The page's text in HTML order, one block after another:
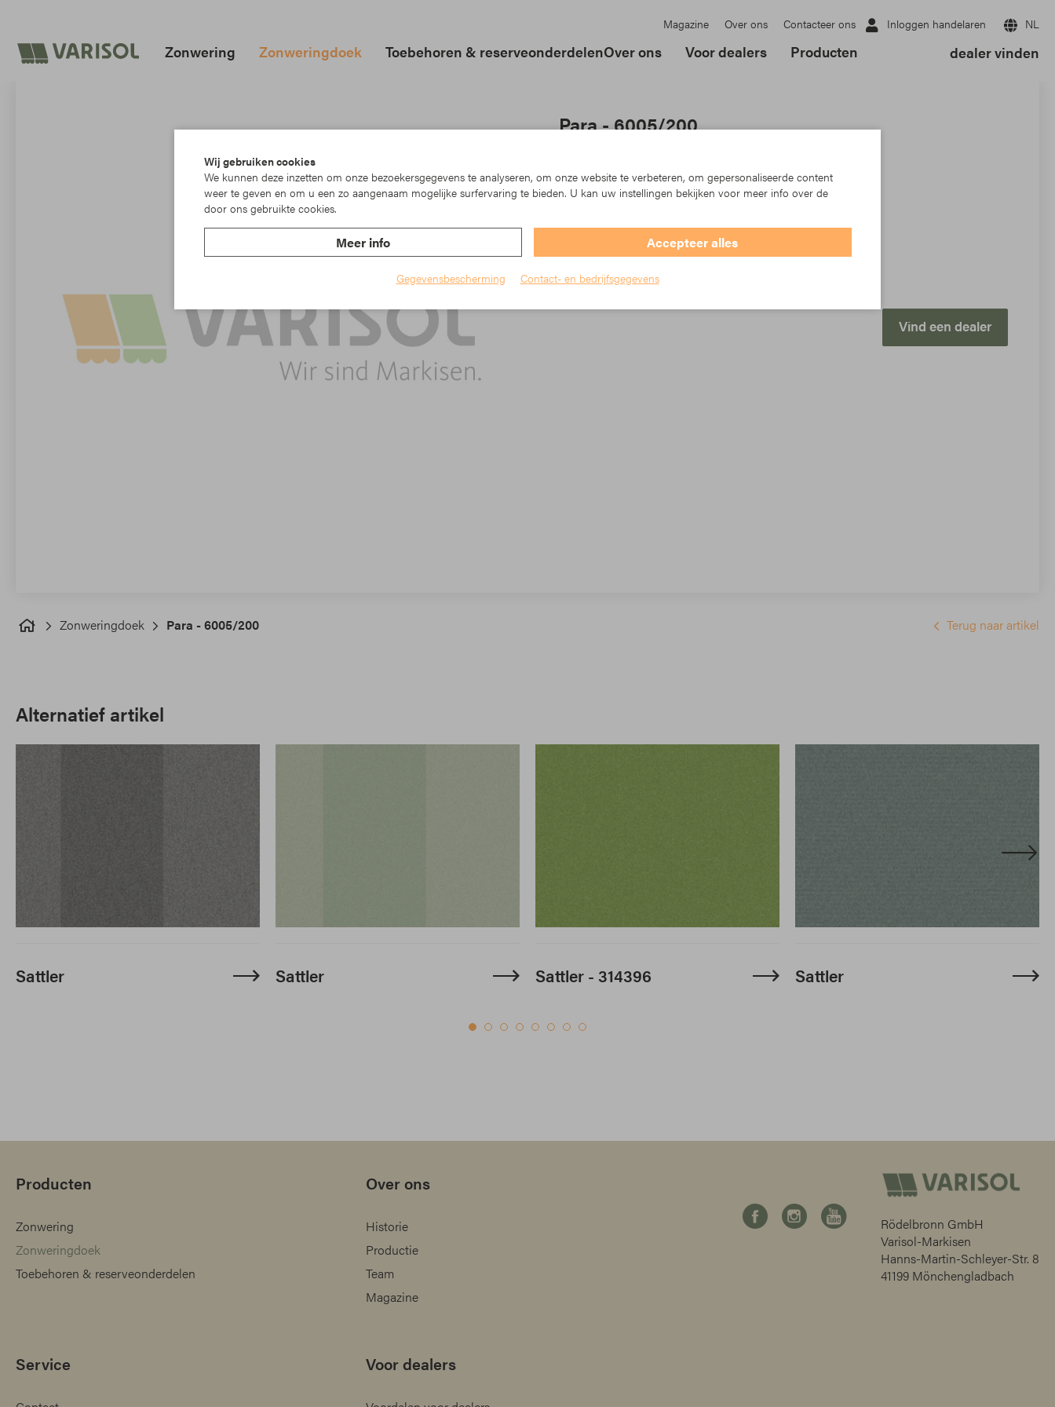
Magazine Over ons Contacteer ons Inloggen handelaren NL
Zonwering Zonweringdoek Toebehoren & reserveonderdelenOver ons Voor dealers Producten dealer vinden
Para - 6005/200
Artikelnr.: TK23-6005/200
Polyester
Collectie Tempotest Starlight Resinato
Doekkleur groen
Vind een dealer
Zonweringdoek Para - 6005/200 Terug naar artikel
Alternatief artikel
Sattler Sattler Sattler - 314396 Sattler
Producten
Zonwering
Zonweringdoek
Toebehoren & reserveonderdelen
Over ons
Historie
Productie
Team
Magazine
Service Voor dealers
Rödelbronn GmbH
Varisol-Markisen
Hanns-Martin-Schleyer-Str. 8
41199 Mönchengladbach
Wij gebruiken cookies
We kunnen deze inzetten om onze bezoekersgegevens te analyseren, om onze website te verbeteren, om gepersonaliseerde content
weer te geven en om u een zo aangenaam mogelijke surfervaring te bieden. U kan uw instellingen bekijken voor meer info over de
door ons gebruikte cookies.
Meer info Accepteer alles
Gegevensbescherming Contact- en bedrijfsgegevens